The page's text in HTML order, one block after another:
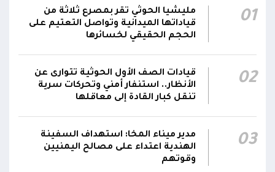
رئيس مجلس القيادة يُصدر قراراً بتعيين يحيى
محمد كزمان وكيلاً لقطاع الأمن الداخلي، وأحمد
سعد السقطري وكيلاً لقطاع الأمن الخارجي؛ في
رئيس مجلس القيادة يعين اللواء الركن طيار
عبدالعزيز سعيد المحيا قائداً للقوات الجوية والدفاع
الجوي.. ويُعين العميد ناشر منصور باجري رئيساً
قرارات رئاسية بتعيين أحمد سعيد بن بريك وراشد
ناصر الجند مستشارين لرئيس مجلس القيادة
01
مليشيا الحوثي تقر بمصرع ثلاثة من
قياداتها الميدانية وتواصل التعتيم على
الحجم الحقيقي لخسائرها
02
قيادات الصف الأول الحوثية تتوارى عن
الأنظار.. استنفار أمني وتحركات سرية
تنقل كبار القادة إلى معاقلها
03
مدير ميناء المخا: استهداف السفينة
الهندية اعتداء على مصالح اليمنيين
وقوتهم